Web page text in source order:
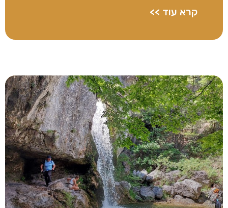
קרא עוד >>